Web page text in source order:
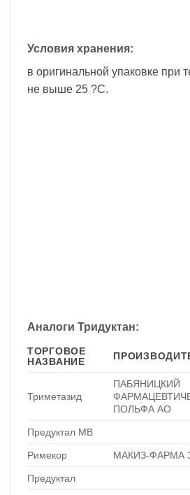
Условия хранения:
в оригинальной упаковке при
не выше 25 ?С.
Аналоги Тридуктан:
ТОРГОВОЕ
НАЗВАНИЕ
Триметазид
ПАБЯНИЦКИЙ
ПОЛЬФА АО
Предуктал МВ
Римекор МАКИЗ-ФАРМА
Предуктал